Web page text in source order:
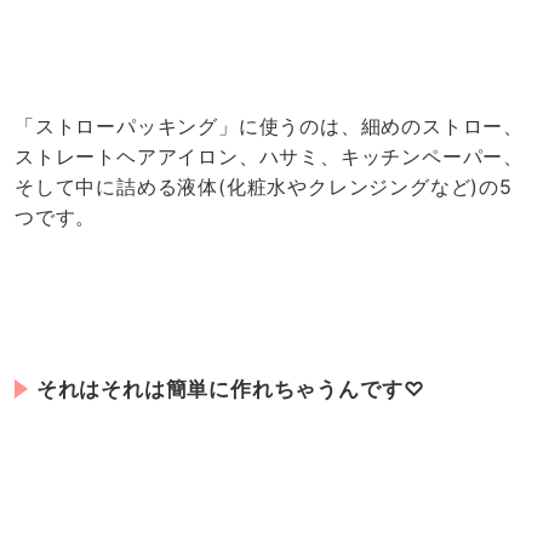
「ストローパッキング」に使うのは、細めのストロー、
ストレートヘアアイロン、ハサミ、キッチンペーパー、
そして中に詰める液体(化粧水やクレンジングなど)の5
つです。
それはそれは簡単に作れちゃうんです♡